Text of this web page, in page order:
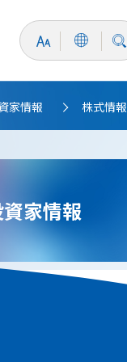
家情報 >
株式情報
家情報